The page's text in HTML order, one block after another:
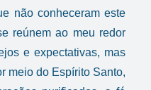
não conheceram este
reúnem ao meu redor
e expectativas, mas
meio do Espírito Santo,